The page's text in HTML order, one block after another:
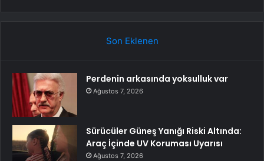
Son Eklenen
Perdenin arkasında yoksulluk var
Ağustos 7, 2026
Sürücüler Güneş Yanığı Riski Altında:
Araç İçinde UV Koruması Uyarısı
Ağustos 7, 2026